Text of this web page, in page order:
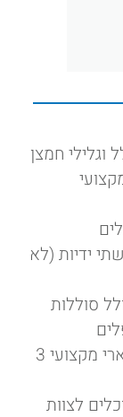
חמצן
3 להבים מקצועי
ידיות (לא
סוללות
צווארון מתכוונן למבוגר – קיבוע צווארי מקצועי 3
לצוות